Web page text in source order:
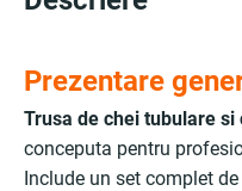
Prezentare
Trusa de chei tubulare
conceputa pentru
Include un set complet de